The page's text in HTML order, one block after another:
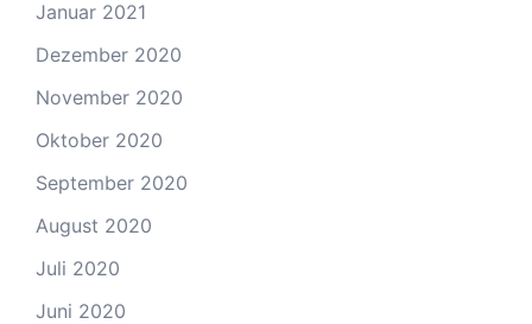
Januar 2021
Dezember 2020
November 2020
Oktober 2020
September 2020
August 2020
Juli 2020
Juni 2020